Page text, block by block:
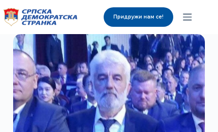
О нама
Органи странке
Вијести
Изабрани представници
Контакт
Придружи нам се!